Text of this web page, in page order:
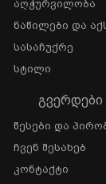
Აღჭურვილობა
Ნაწილები Და
Სასაჩუქრე
Სტილი
ᲒᲕᲔᲠᲓᲔᲑᲘ
Წესები Და
Ჩვენ Შესახებ
Კონტაქტი